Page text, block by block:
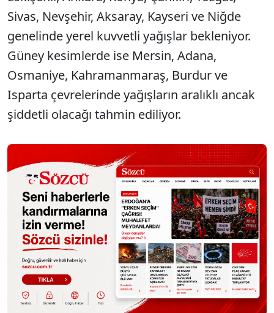
Sivas, Nevşehir, Aksaray, Kayseri ve Niğde
genelinde yerel kuvvetli yağışlar bekleniyor.
Güney kesimlerde ise Mersin, Adana,
Osmaniye, Kahramanmaraş, Burdur ve
Isparta çevrelerinde yağışların aralıklı ancak
şiddetli olacağı tahmin ediliyor.